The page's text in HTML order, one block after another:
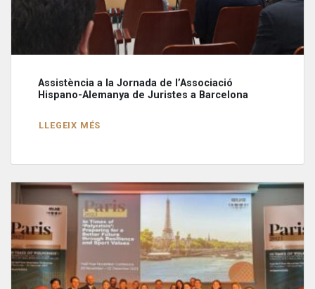
Assistència a la Jornada de l’Associació
Hispano-Alemanya de Juristes a Barcelona
LLEGEIX MÉS